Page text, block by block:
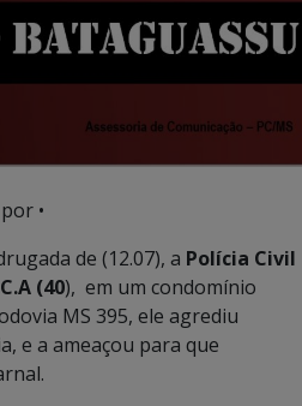
por •
de (12.07), a Polícia Civil
(40), em um condomínio
MS 395, ele agrediu
e a ameaçou para que